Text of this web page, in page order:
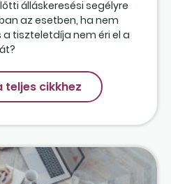
álláskeresési segélyre
az esetben, ha nem
tiszteletdíja nem éri el a
teljes cikkhez